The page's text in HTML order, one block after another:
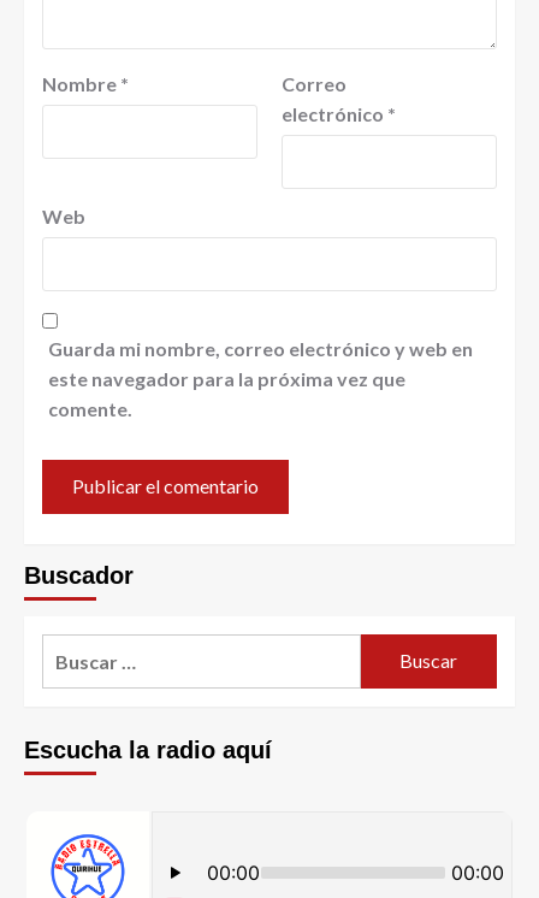
Nombre *
Correo
electrónico *
Web
Guarda mi nombre, correo electrónico y web en
este navegador para la próxima vez que
comente.
Buscador
Escucha la radio aquí